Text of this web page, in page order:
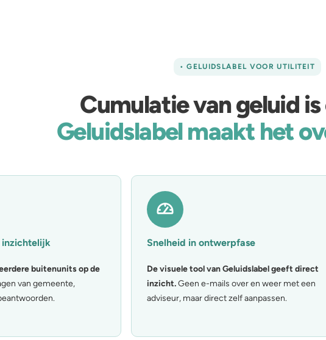
• GELUIDSLABEL VOOR UTILITEIT
Cumulatie van geluid
Geluidslabel maakt het
inzichtelijk
buitenunits op de
van gemeente,
Snelheid in ontwerpfase
De visuele tool van Geluidslabel geeft direct
inzicht.Geen e-mails over en weer met een
adviseur, maar direct zelf aanpassen.